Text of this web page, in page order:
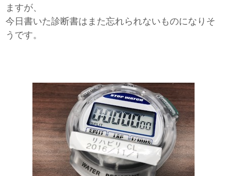
ますが、
今日書いた診断書はまた忘れられないものになりそ
うです。